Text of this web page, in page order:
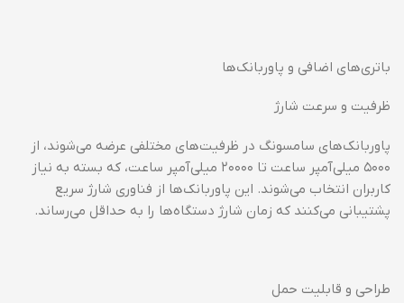
باتری‌های اضافی و پاوربانک‌ها
ظرفیت و سرعت شارژ
پاوربانک‌های سامسونگ در ظرفیت‌های مختلفی عرضه می‌شوند، از
۵۰۰۰ میلی‌آمپر ساعت تا ۲۰۰۰۰ میلی‌آمپر ساعت، که بسته به نیاز
کاربران انتخاب می‌شوند. این پاوربانک‌ها از فناوری شارژ سریع
پشتیبانی می‌کنند که زمان شارژ دستگاه‌ها را به حداقل می‌رساند.
طراحی و قابلیت حمل